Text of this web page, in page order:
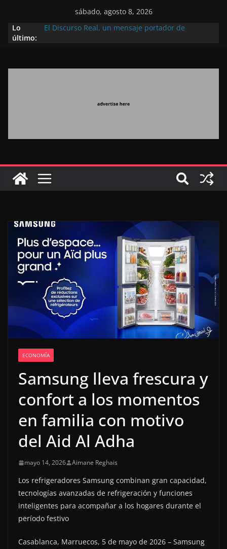
sábado, agosto 8, 2026
Lo
último:
El Discurso Real, un mensaje portador de
Extranjero: al servicio de los grandes proyectos de
Marruecos gracias a una visión estratégica
destinada a consolidar la posición de Marruecos
en una economía mundial competitiva (politólogo
marroquí-estadounidense)
ECONOMÍA
Samsung lleva frescura y
confort a los momentos
en familia con motivo
del Aid Al Adha
mayo 14, 2026 Aimane Reghais
Los refrigeradores Samsung combinan gran capacidad,
tecnologías avanzadas de refrigeración y funciones
inteligentes para acompañar a los hogares durante el
período festivo
Casablanca, Marruecos, 5 de mayo de 2026 – Samsung